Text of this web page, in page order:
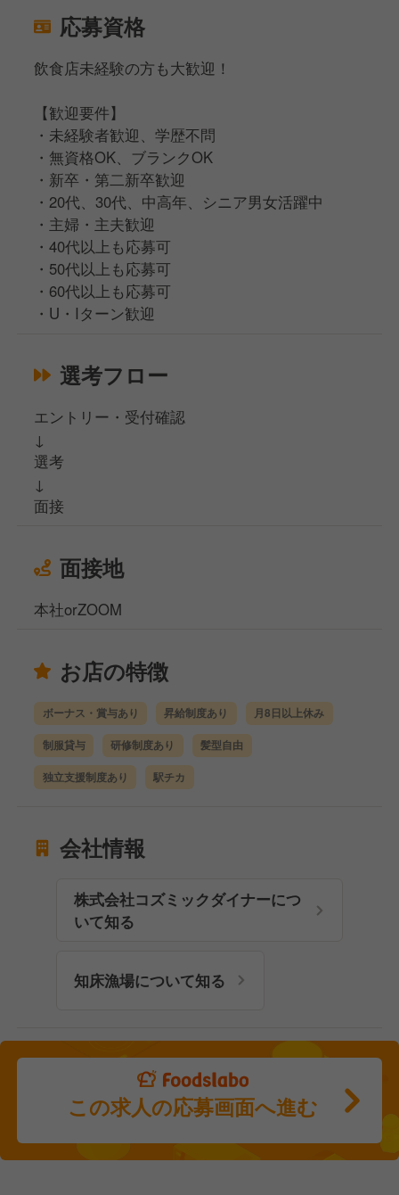
応募資格
飲食店未経験の方も大歓迎！
【歓迎要件】
・未経験者歓迎、学歴不問
・無資格OK、ブランクOK
・新卒・第二新卒歓迎
・20代、30代、中高年、シニア男女活躍中
・主婦・主夫歓迎
・40代以上も応募可
・50代以上も応募可
・60代以上も応募可
・U・Iターン歓迎
選考フロー
エントリー・受付確認
↓
選考
↓
面接
面接地
本社orZOOM
お店の特徴
ボーナス・賞与あり 昇給制度あり 月8日以上休み
制服貸与 研修制度あり 髪型自由
独立支援制度あり 駅チカ
会社情報
株式会社コズミックダイナーにつ
いて知る
知床漁場について知る
この求人の応募画面へ進む